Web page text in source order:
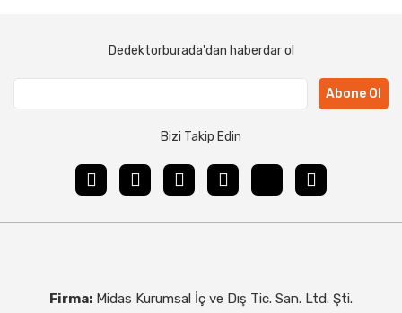
Dedektorburada'dan haberdar ol
Abone Ol
Bizi Takip Edin
Firma: Midas Kurumsal İç ve Dış Tic. San. Ltd. Şti.